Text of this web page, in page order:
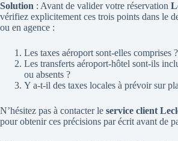
Solution : Avant de valider votre réservation
vérifiez explicitement ces trois points dans le
ou en agence :
Les taxes aéroport sont-elles comprises ?
Les transferts aéroport-hôtel sont-ils
ou absents ?
Y a-t-il des taxes locales à prévoir sur
N’hésitez pas à contacter le service client
pour obtenir ces précisions par écrit avant de